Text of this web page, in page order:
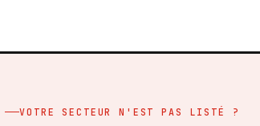
VOTRE SECTEUR N'EST PAS LISTÉ ?